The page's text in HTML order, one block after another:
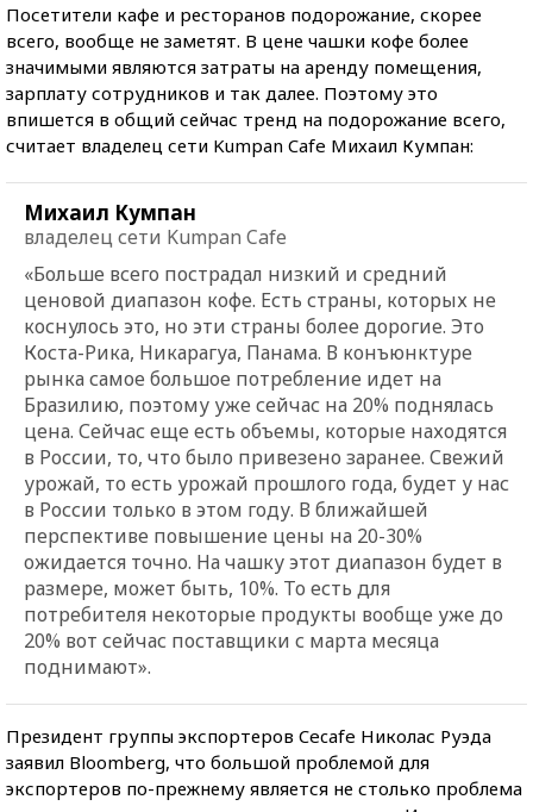
Посетители кафе и ресторанов подорожание, скорее
всего, вообще не заметят. В цене чашки кофе более
значимыми являются затраты на аренду помещения,
зарплату сотрудников и так далее. Поэтому это
впишется в общий сейчас тренд на подорожание всего,
считает владелец сети Kumpan Cafe Михаил Кумпан:
Михаил Кумпан
владелец сети Kumpan Cafe
«Больше всего пострадал низкий и средний
ценовой диапазон кофе. Есть страны, которых не
коснулось это, но эти страны более дорогие. Это
Коста-Рика, Никарагуа, Панама. В конъюнктуре
рынка самое большое потребление идет на
Бразилию, поэтому уже сейчас на 20% поднялась
цена. Сейчас еще есть объемы, которые находятся
в России, то, что было привезено заранее. Свежий
урожай, то есть урожай прошлого года, будет у нас
в России только в этом году. В ближайшей
перспективе повышение цены на 20-30%
ожидается точно. На чашку этот диапазон будет в
размере, может быть, 10%. То есть для
потребителя некоторые продукты вообще уже до
20% вот сейчас поставщики с марта месяца
поднимают».
Президент группы экспортеров Cecafe Николас Руэда
заявил Bloomberg, что большой проблемой для
экспортеров по-прежнему является не столько проблема